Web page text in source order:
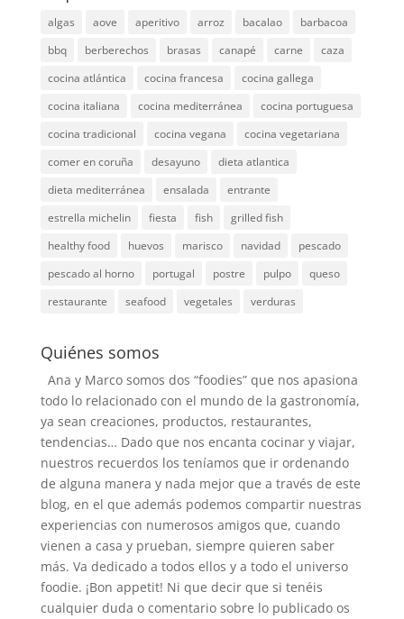
algas aove aperitivo arroz bacalao
barbacoa
bbq
berberechos brasas canapé carne
caza
cocina atlántica
cocina francesa
cocina gallega
cocina italiana
cocina mediterránea
cocina portuguesa
cocina tradicional
cocina vegana
cocina vegetariana
comer en coruña
desayuno
dieta atlantica
dieta mediterránea
ensalada
entrante
estrella michelin
fiesta fish
grilled fish
healthy food
huevos marisco navidad
pescado
pescado al horno
portugal postre pulpo
queso
restaurante
seafood vegetales verduras
Quiénes somos
Ana y Marco somos dos “foodies” que nos apasiona
todo lo relacionado con el mundo de la gastronomía,
ya sean creaciones, productos, restaurantes,
tendencias… Dado que nos encanta cocinar y viajar,
nuestros recuerdos los teníamos que ir ordenando
de alguna manera y nada mejor que a través de este
blog, en el que además podemos compartir nuestras
experiencias con numerosos amigos que, cuando
vienen a casa y prueban, siempre quieren saber
más. Va dedicado a todos ellos y a todo el universo
foodie. ¡Bon appetit! Ni que decir que si tenéis
cualquier duda o comentario sobre lo publicado os